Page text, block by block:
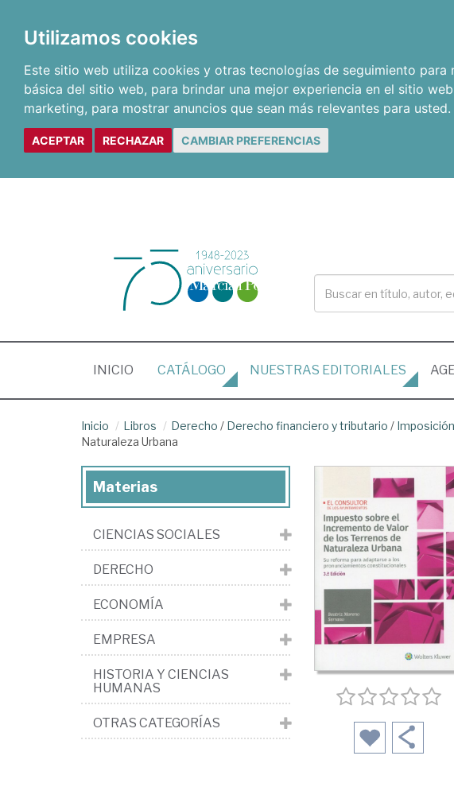
Utilizamos cookies
Este sitio web utiliza cookies y otras tecnologías de seguimiento
básica del sitio web, para brindar una mejor experiencia en el sitio web
marketing, para mostrar anuncios que sean más relevantes para usted.
ACEPTAR RECHAZAR CAMBIAR PREFERENCIAS
INICIO (CURRENT)
CATÁLOGO NUESTRAS EDITORIALES
Inicio Libros Derecho / Derecho financiero y tributario /
Naturaleza Urbana
Materias
CIENCIAS SOCIALES
DERECHO
ECONOMÍA
EMPRESA
HISTORIA Y CIENCIAS
HUMANAS
OTRAS CATEGORÍAS